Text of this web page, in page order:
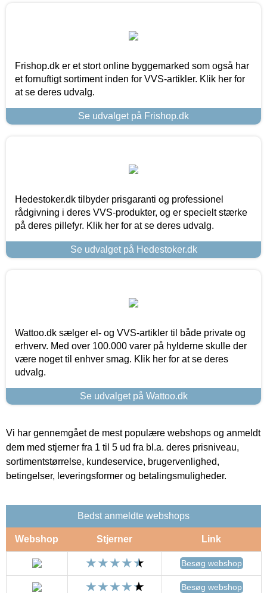
Frishop.dk er et stort online byggemarked som også har
et fornuftigt sortiment inden for VVS-artikler. Klik her for
at se deres udvalg.
Se udvalget på Frishop.dk
Hedestoker.dk tilbyder prisgaranti og professionel
rådgivning i deres VVS-produkter, og er specielt stærke
på deres pillefyr. Klik her for at se deres udvalg.
Se udvalget på Hedestoker.dk
Wattoo.dk sælger el- og VVS-artikler til både private og
erhverv. Med over 100.000 varer på hylderne skulle der
være noget til enhver smag. Klik her for at se deres
udvalg.
Se udvalget på Wattoo.dk
Vi har gennemgået de mest populære webshops og anmeldt
dem med stjerner fra 1 til 5 ud fra bl.a. deres prisniveau,
sortimentstørrelse, kundeservice, brugervenlighed,
betingelser, leveringsformer og betalingsmuligheder.
Bedst anmeldte webshops
Webshop Stjerner Link
Besøg webshop
Besøg webshop